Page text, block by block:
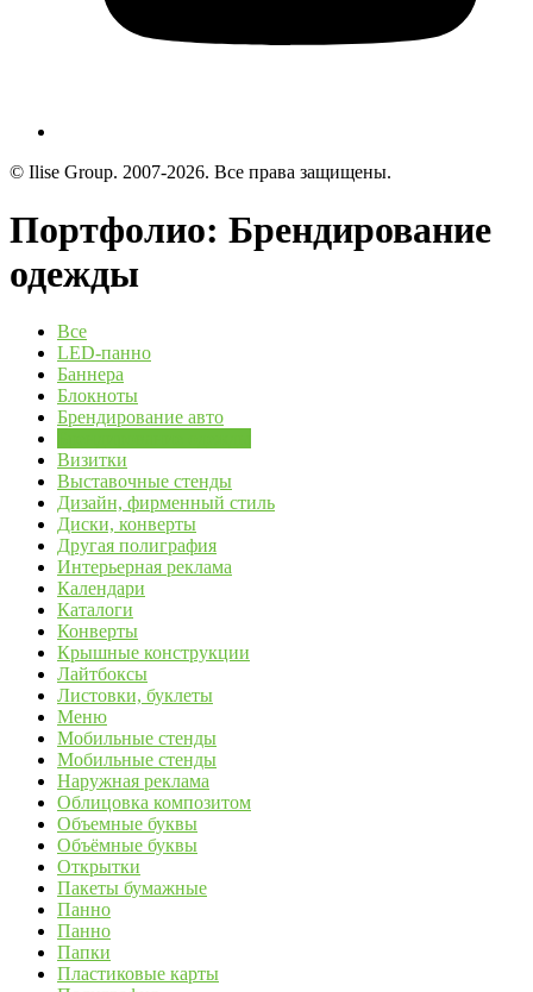
© Ilise Group. 2007-2026. Все права защищены.
Портфолио: Брендирование
одежды
Все
LED-панно
Баннера
Блокноты
Брендирование авто
Визитки
Выставочные стенды
Дизайн, фирменный стиль
Диски, конверты
Другая полиграфия
Интерьерная реклама
Календари
Каталоги
Конверты
Крышные конструкции
Лайтбоксы
Листовки, буклеты
Меню
Мобильные стенды
Мобильные стенды
Наружная реклама
Облицовка композитом
Объемные буквы
Объёмные буквы
Открытки
Пакеты бумажные
Панно
Панно
Папки
Пластиковые карты